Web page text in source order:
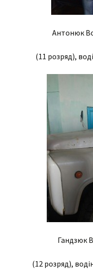
Антонюк
(11 розряд),
Гандзюк
(12 розряд),